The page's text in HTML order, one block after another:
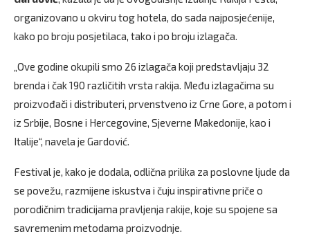
organizovano u okviru tog hotela, do sada najposjećenije,
kako po broju posjetilaca, tako i po broju izlagača.
„Ove godine okupili smo 26 izlagača koji predstavljaju 32
brenda i čak 190 različitih vrsta rakija. Među izlagačima su
proizvođači i distributeri, prvenstveno iz Crne Gore, a potom i
iz Srbije, Bosne i Hercegovine, Sjeverne Makedonije, kao i
Italije“, navela je Gardović.
Festival je, kako je dodala, odlična prilika za poslovne ljude da
se povežu, razmijene iskustva i čuju inspirativne priče o
porodičnim tradicijama pravljenja rakije, koje su spojene sa
savremenim metodama proizvodnje.